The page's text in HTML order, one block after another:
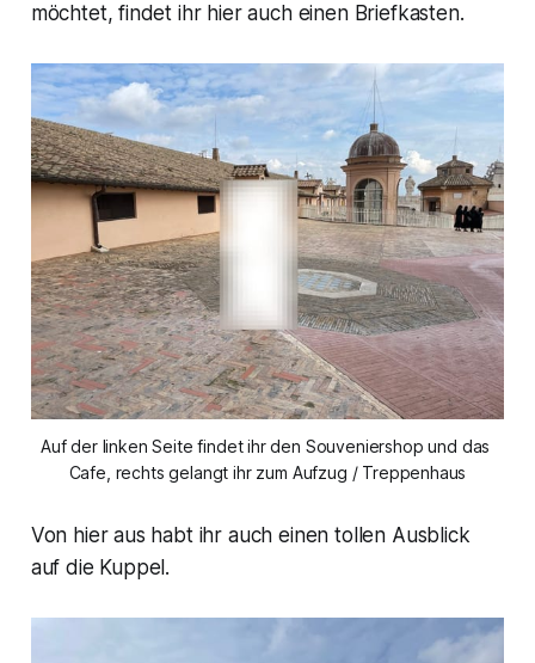
möchtet, findet ihr hier auch einen Briefkasten.
Auf der linken Seite findet ihr den Souveniershop und das
Cafe, rechts gelangt ihr zum Aufzug / Treppenhaus
Von hier aus habt ihr auch einen tollen Ausblick
auf die Kuppel.